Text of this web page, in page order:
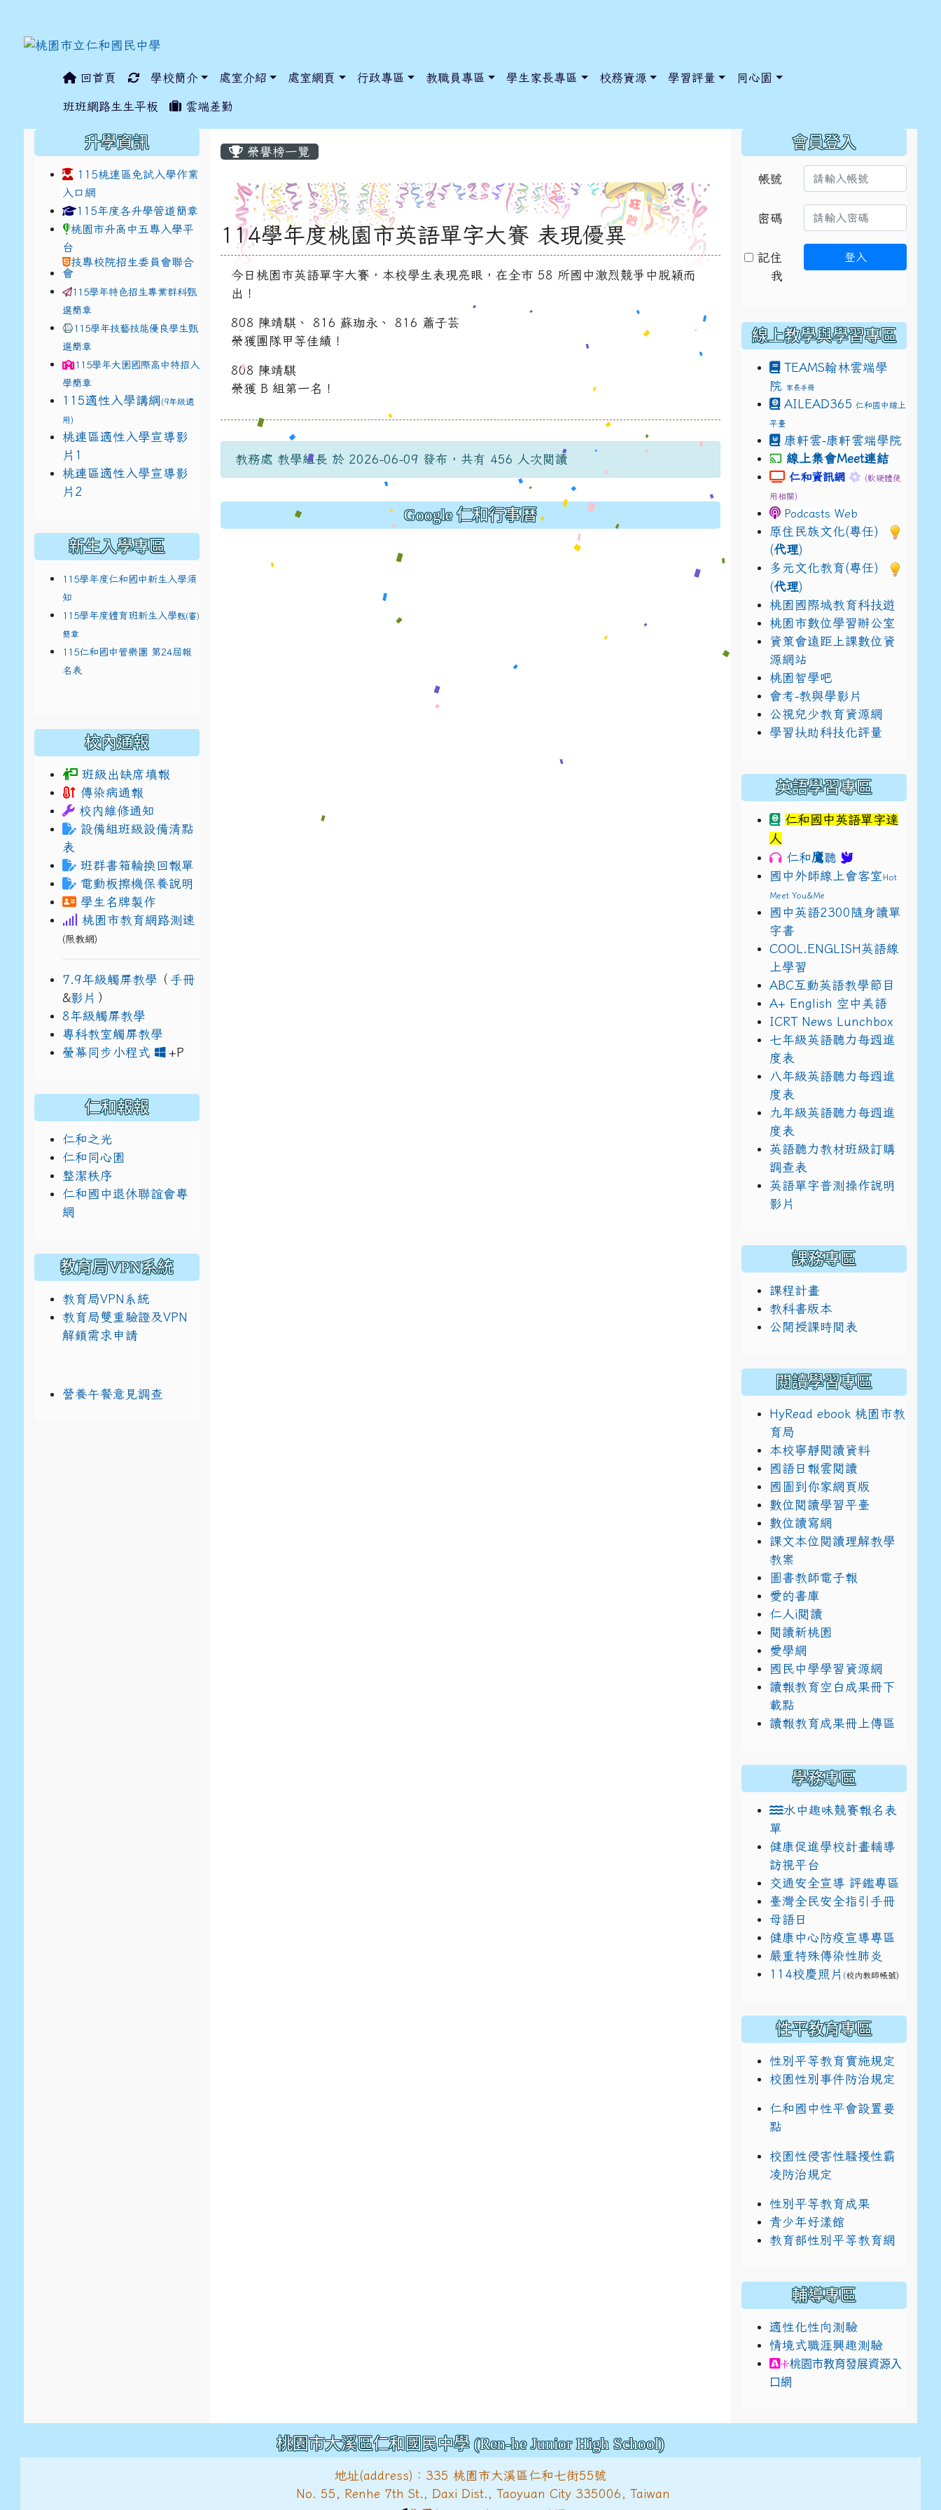
回首頁 學校簡介 處室介紹 處室網頁 行政專區 教職員專區 學生家長專區 校務資源 學習評量 同心園
班班網路生生平板 雲端差勤
榮譽榜一覽
114學年度桃園市英語單字大賽 表現優異
今日桃園市英語單字大賽，本校學生表現亮眼，在全市 58 所國中激烈競爭中脫穎而
出！
808 陳靖騏、 816 蘇珈永、 816 蕭子芸
榮獲團隊甲等佳績！
808 陳靖騏
榮獲 B 組第一名！
教務處 教學組長 於 2026-06-09 發布，共有 456 人次閱讀
Google 仁和行事曆
升學資訊
115桃連區免試入學作業
入口網
link to https://www.jhjhs.tyc.edu.tw/modules/tadnews/index.php?nsn=5425
115年度各升學管道簡章link to http://tyc.entry.edu.tw/NoExamImitate_TL/NoExamImitateHome/Page/Public/ChooseSys?s=05 style=font-size: 1rem; background-
link to http://tyc.entry.edu.tw/NoExamImitate_TL/NoExamImitateHome/Page/Public/ChooseSys?s=05 style=font-size: 1rem; background-
桃園市升高中五專入學平
台
技專校院招生委員會聯合
會
115學年特色招生專業群科甄
選簡章
115學年技藝技能優良學生甄
選簡章
115學年大園國際高中特招入
學簡章
115適性入學講綱 (9年級適
用)
link to https://docs.google.com/presentation/d/1x3bih9gNpRNolaz0znBOn--g7OisECve/
桃連區適性入學宣導影
片1
link to https://docs.google.com/presentation/d/1x3bih9gNpRNolaz0znBOn--g7OisECve/
桃連區適性入學宣導影
片2
link to https://docs.go114適性入學講綱 ogle.com/presentation/d/14fN7FrCDS9g9keYgSUmfVbCTNGSKzSVY/
新生入學專區
115學年度仁和國中新生入學須
知
115學年度體育班新生入學甄(審)
簡章
115仁和國中管樂團 第24屆報
名表
校內通報
班級出缺席填報
傳染病通報
校內維修通知
設備組班級設備清點
表
班群書箱輪換回報單
電動板擦機保養說明
學生名牌製作
桃園市教育網路測速
(限教網)
7.9年級觸屏教學 （ 手冊
&影片 ）
8年級觸屏教學
專科教室觸屏教學
螢幕同步小程式
+Plink to https://www.jhjhs.tyc.edu.tw/uploads/tad_blocks/file/
link to https://drive.google.com/file/d/1DRAbt49kEePJ5_zYCA1AuLinl3dysZ_8/view?usp=sharing
仁和報報
仁和之光
仁和同心園
整潔秩序
仁和國中退休聯誼會專
網
教育局VPN系統
教育局VPN系統
教育局雙重驗證及VPN
解鎖需求申請
營養午餐意見調查
會員登入
帳號
密碼
記住
我
登入
線上教學與學習專區
TEAMS翰林雲端學
院
家長手冊
AILEAD365 仁和國中線上
平臺
康軒雲-康軒雲端學院
線上集會Meet連結
link to https://
仁和資訊網 link to https://
(軟硬體使
用相關)
Podcasts Web
原住民族文化(專任)
(代理)
多元文化教育(專任)
(代理)
桃園國際城教育科技遊
桃園市數位學習辦公室
資策會遠距上課數位資
源網站
桃園智學吧
會考-教與學影片
公視兒少教育資源網
學習扶助科技化評量
英語學習專區
仁和國中英語單字達
人
仁和鷹聽
國中外師線上會客室Hot
Meet You&Me
國中英語2300隨身讀單
字書
COOL.ENGLISH英語線
上學習
ABC互動英語教學節目
A+ English 空中美語
ICRT News Lunchbox
七年級英語聽力每週進
度表
八年級英語聽力每週進
度表
九年級英語聽力每週進
度表
英語聽力教材班級訂購
調查表
英語單字普測操作說明
影片
課務專區
課程計畫
教科書版本
公開授課時間表
閱讀學習專區
HyRead ebook 桃園市教
育局
本校寧靜閱讀資料
國語日報雲閱讀
國圖到你家網頁版
數位閱讀學習平臺
數位讀寫網
課文本位閱讀理解教學
教案
圖書教師電子報
愛的書庫
仁人i閱讀
閱讀新桃園
愛學網
國民中學學習資源網
讀報教育空白成果冊下
載點
讀報教育成果冊上傳區
學務專區
水中趣味競賽報名表
單
健康促進學校計畫輔導
訪視平台
交通安全宣導 評鑑專區
臺灣全民安全指引手冊
母語日
健康中心防疫宣導專區
嚴重特殊傳染性肺炎
114校慶照片 (校內教師帳號)
性平教育專區
性別平等教育實施規定
校園性別事件防治規定
仁和國中性平會設置要
點
校園性侵害性騷擾性霸
凌防治規定
性別平等教育成果
青少年好漾館
教育部性別平等教育網
輔導專區
適性化性向測驗
情境式職涯興趣測驗
link to https://
卡桃園市教育發展資源入
口網
桃園市大溪區仁和國民中學 (Ren-he Junior High School)
地址(address)：335 桃園市大溪區仁和七街55號
No. 55, Renhe 7th St., Daxi Dist., Taoyuan City 335006, Taiwan